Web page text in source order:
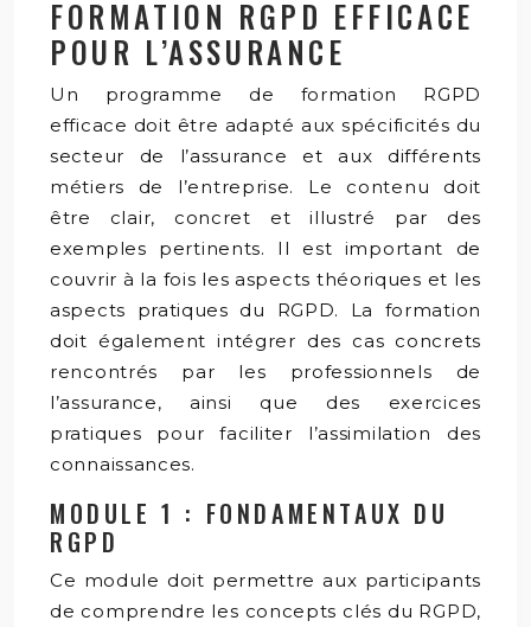
FORMATION RGPD EFFICACE
POUR L’ASSURANCE
Un programme de formation RGPD
efficace doit être adapté aux spécificités du
secteur de l’assurance et aux différents
métiers de l’entreprise. Le contenu doit
être clair, concret et illustré par des
exemples pertinents. Il est important de
couvrir à la fois les aspects théoriques et les
aspects pratiques du RGPD. La formation
doit également intégrer des cas concrets
rencontrés par les professionnels de
l’assurance, ainsi que des exercices
pratiques pour faciliter l’assimilation des
connaissances.
MODULE 1 : FONDAMENTAUX DU
RGPD
Ce module doit permettre aux participants
de comprendre les concepts clés du RGPD,